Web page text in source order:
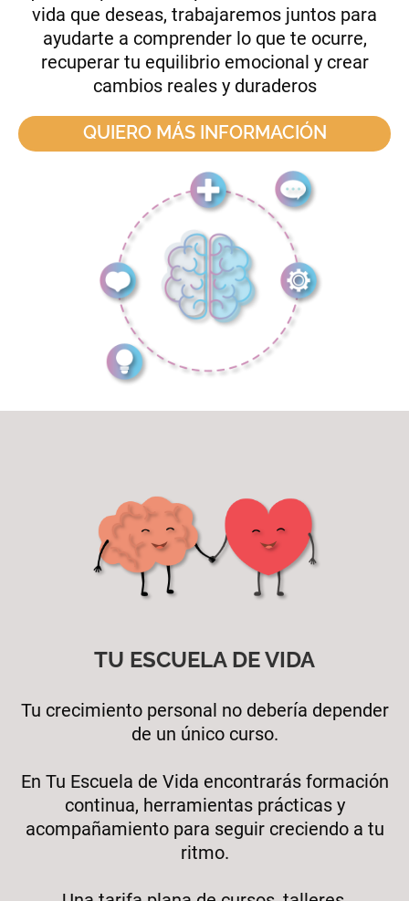
vida que deseas, trabajaremos juntos para
ayudarte a comprender lo que te ocurre,
recuperar tu equilibrio emocional y crear
cambios reales y duraderos
QUIERO MÁS INFORMACIÓN
TU ESCUELA DE VIDA
Tu crecimiento personal no debería depender
de un único curso.
En Tu Escuela de Vida encontrarás formación
continua, herramientas prácticas y
acompañamiento para seguir creciendo a tu
ritmo.